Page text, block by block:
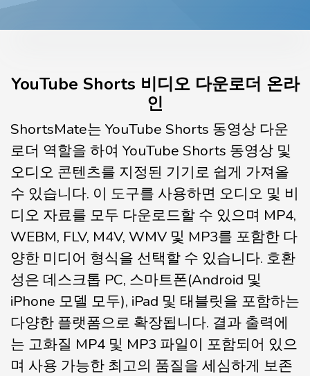
YouTube Shorts 비디오 다운로더 온라
인
ShortsMate는 YouTube Shorts 동영상 다운
로더 역할을 하여 YouTube Shorts 동영상 및
오디오 콘텐츠를 지정된 기기로 쉽게 가져올
수 있습니다. 이 도구를 사용하면 오디오 및 비
디오 자료를 모두 다운로드할 수 있으며 MP4,
WEBM, FLV, M4V, WMV 및 MP3를 포함한 다
양한 미디어 형식을 선택할 수 있습니다. 호환
성은 데스크톱 PC, 스마트폰(Android 및
iPhone 모델 모두), iPad 및 태블릿을 포함하는
다양한 플랫폼으로 확장됩니다. 결과 출력에
는 고화질 MP4 및 MP3 파일이 포함되어 있으
며 사용 가능한 최고의 품질을 세심하게 보존